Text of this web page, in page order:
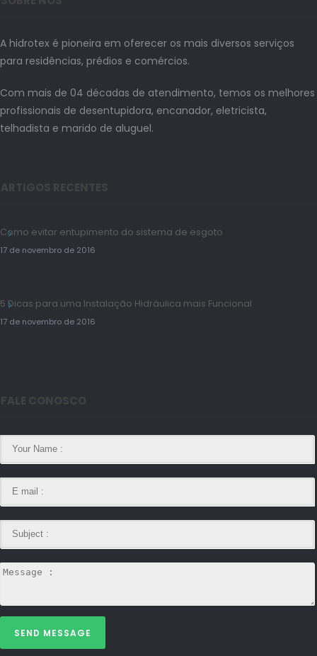
A hidrotex é pioneira em oferecer os mais diversos serviços
para residências, prédios e comércios.
Com mais de 04 décadas de atendimento, temos os melhores
profissionais de desentupidora, encanador, eletricista,
telhadista e marido de aluguel.
Como evitar entupimento do sistema de esgoto
17 de novembro de 2016
5 Dicas para uma Instalação Hidráulica mais Funcional
17 de novembro de 2016
SEND MESSAGE